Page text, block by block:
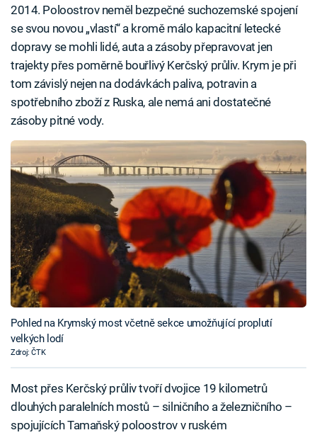
2014. Poloostrov neměl bezpečné suchozemské spojení
se svou novou „vlastí“ a kromě málo kapacitní letecké
dopravy se mohli lidé, auta a zásoby přepravovat jen
trajekty přes poměrně bouřlivý Kerčský průliv. Krym je při
tom závislý nejen na dodávkách paliva, potravin a
spotřebního zboží z Ruska, ale nemá ani dostatečné
zásoby pitné vody.
Pohled na Krymský most včetně sekce umožňující proplutí
velkých lodí
Zdroj: ČTK
Most přes Kerčský průliv tvoří dvojice 19 kilometrů
dlouhých paralelních mostů – silničního a železničního –
spojujících Tamaňský poloostrov v ruském